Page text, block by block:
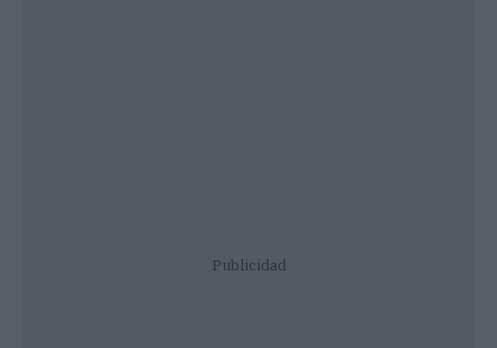
Publicidad